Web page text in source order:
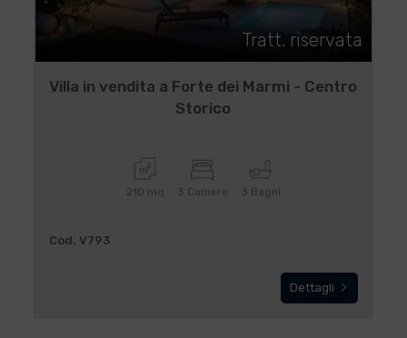
Tratt. riservata
Villa in vendita a Forte dei Marmi - Centro
Storico
210 mq 3 Camere 3 Bagni
Cod. V793
Dettagli